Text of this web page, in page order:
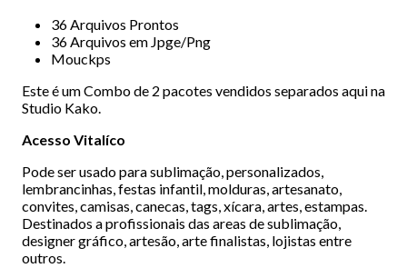
36 Arquivos Prontos
36 Arquivos em Jpge/Png
Mouckps
Este é um Combo de 2 pacotes vendidos separados aqui na
Studio Kako.
Acesso Vitalíco
Pode ser usado para sublimação, personalizados,
lembrancinhas, festas infantil, molduras, artesanato,
convites, camisas, canecas, tags, xícara, artes, estampas.
Destinados a profissionais das areas de sublimação,
designer gráfico, artesão, arte finalistas, lojistas entre
outros.